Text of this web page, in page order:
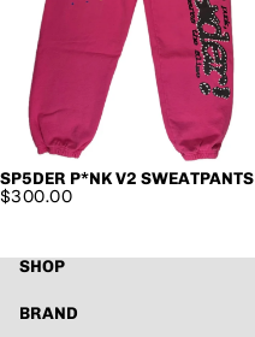
SP5DER P*NK V2 SWEATPANTS
$300.00
SHOP
BRAND
Widerrufsrecht